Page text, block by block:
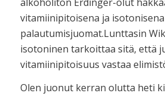
vitamiinipitoisena ja
palautumisjuomat.Lunttasin
isotoninen tarkoittaa sitä, että
vitamiinipitoisuus vastaa
Olen juonut kerran olutta heti